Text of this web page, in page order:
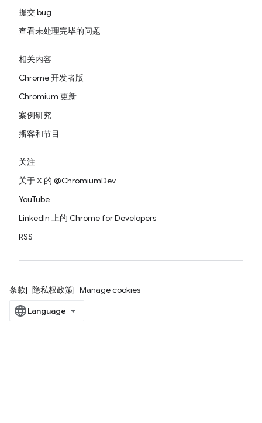
提交 bug
查看未处理完毕的问题
相关内容
Chrome 开发者版
Chromium 更新
案例研究
播客和节目
关注
关于 X 的 @ChromiumDev
YouTube
LinkedIn 上的 Chrome for Developers
RSS
条款 隐私权政策 Manage cookies